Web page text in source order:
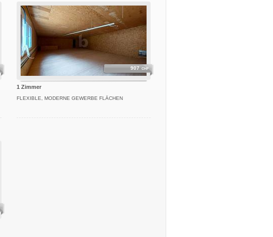
907 CHF
1 Zimmer
FLEXIBLE, MODERNE GEWERBE FLÄCHEN